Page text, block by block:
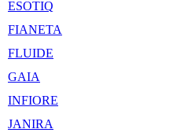
ESOTIQ
FIANETA
FLUIDE
GAIA
INFIORE
JANIRA